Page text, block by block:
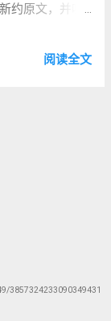
约原文，并吸
与使徒：犹太
谙犹太圣经与
犹太人 ，他们
来人所生的希
阅读全文
3857324233090349431